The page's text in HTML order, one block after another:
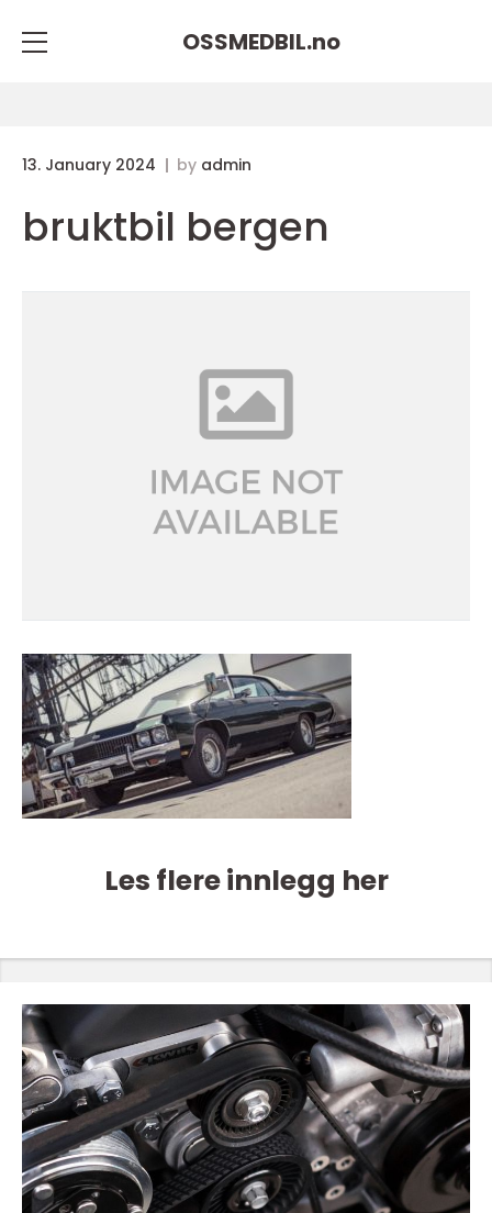
OSSMEDBIL.no
13. January 2024 by admin
bruktbil bergen
Les flere innlegg her